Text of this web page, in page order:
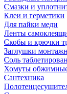
Смазки и
Клеи и герметики
Для пайки меди
Ленты
Скобы и крючки
Заглушки
Соль
Хомуты
Сантехника